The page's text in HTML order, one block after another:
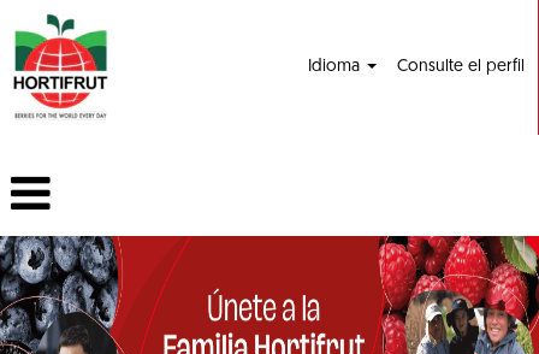
Idioma Consulte el perfil